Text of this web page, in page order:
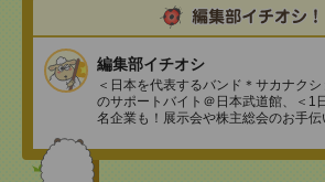
編集部イチオシ
＜日本を代表するバンド＊サカナク
のサポートバイト＠日本武道館、＜1
名企業も！展示会や株主総会のお手伝